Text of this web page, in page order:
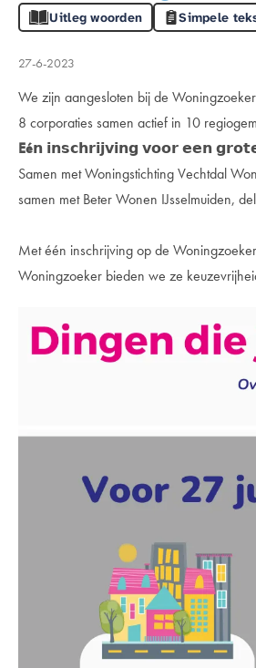
Uitleg woorden Simpele
27-6-2023
We zijn aangesloten bij de
8 corporaties samen actief in 10
Eé𝗻 𝗶𝗻𝘀𝗰𝗵𝗿𝗶𝗷𝘃𝗶𝗻𝗴 𝘃𝗼𝗼𝗿 𝗲𝗲𝗻
Samen met Woningstichting Vechtdal
samen met Beter Wonen IJsselmuiden,
Met één inschrijving op de
Woningzoeker bieden we ze